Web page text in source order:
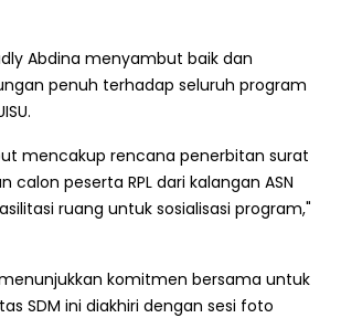
Abdina menyambut baik dan
penuh terhadap seluruh program
mencakup rencana penerbitan surat
calon peserta RPL dari kalangan ASN
ruang untuk sosialisasi program,"
komitmen bersama untuk
SDM ini diakhiri dengan sesi foto